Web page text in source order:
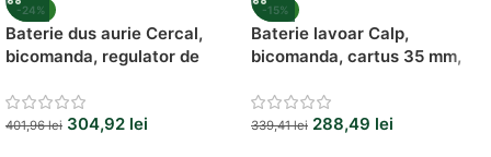
-24%
Baterie dus aurie Cercal,
bicomanda, regulator de
401,96lei 304,92 lei
-15%
Baterie lavoar Calp,
bicomanda, cartus 35 mm,
339,41lei 288,49 lei